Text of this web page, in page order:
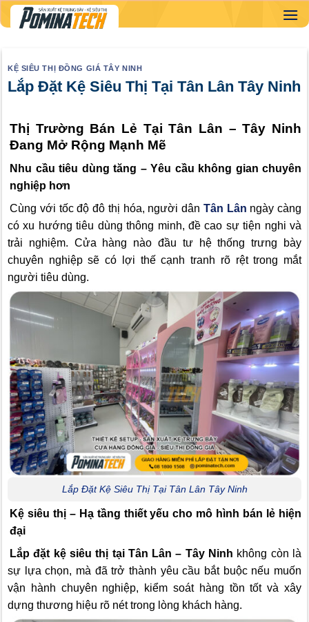
Skip
to
KỆ SIÊU THỊ ĐỒNG GIÁ TÂY NINH
Lắp Đặt Kệ Siêu Thị Tại Tân Lân Tây Ninh
Thị Trường Bán Lẻ Tại Tân Lân – Tây Ninh
Đang Mở Rộng Mạnh Mẽ
Nhu cầu tiêu dùng tăng – Yêu cầu không gian chuyên
nghiệp hơn
Cùng với tốc độ đô thị hóa, người dân Tân Lân ngày càng
có xu hướng tiêu dùng thông minh, đề cao sự tiện nghi và
trải nghiệm. Cửa hàng nào đầu tư hệ thống trưng bày
chuyên nghiệp sẽ có lợi thế cạnh tranh rõ rệt trong mắt
người tiêu dùng.
Lắp Đặt Kệ Siêu Thị Tại Tân Lân Tây Ninh
Kệ siêu thị – Hạ tầng thiết yếu cho mô hình bán lẻ hiện
đại
Lắp đặt kệ siêu thị tại Tân Lân – Tây Ninh không còn là
sự lựa chọn, mà đã trở thành yêu cầu bắt buộc nếu muốn
vận hành chuyên nghiệp, kiểm soát hàng tồn tốt và xây
dựng thương hiệu rõ nét trong lòng khách hàng.